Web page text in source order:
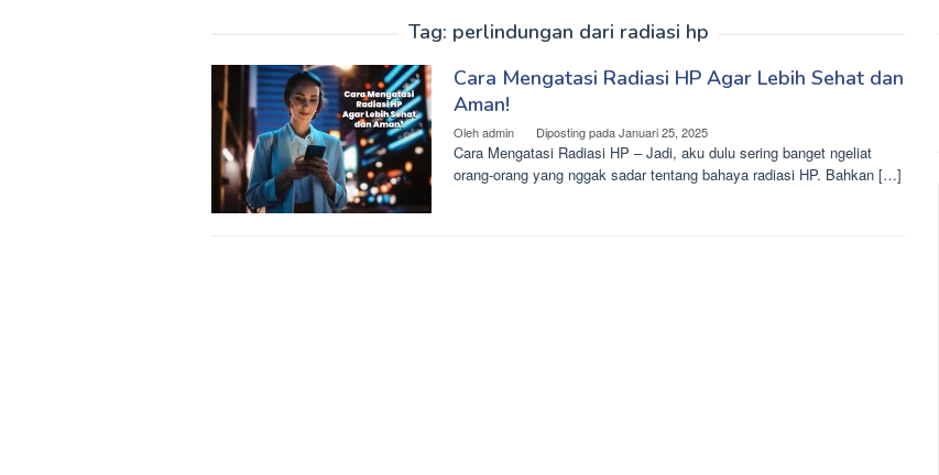
Tag: perlindungan dari radiasi hp
Cara Mengatasi Radiasi HP Agar Lebih Sehat dan
Aman!
Olehadmin Diposting padaJanuari 25, 2025
Cara Mengatasi Radiasi HP – Jadi, aku dulu sering banget ngeliat
orang-orang yang nggak sadar tentang bahaya radiasi HP. Bahkan […]